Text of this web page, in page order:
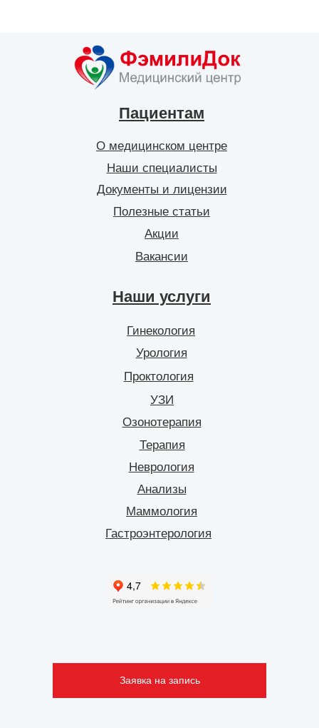
Вакансии
О медицинском центре
Документы и лицензии
Наши специалисты
Полезные статьи
Пациентам
Акции
Заявка на запись
Гинекология
Урология
Проктология
Наши услуги
УЗИ
Терапия
Гастроэнтерология
Озонотерапия
Неврология
Анализы
Маммология